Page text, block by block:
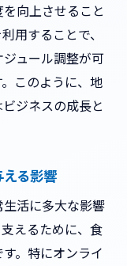
の対応
術の導入
備
化
ービス向上
育
向上させること
用することで、
ュール調整が可
このように、地
ジネスの成長と
る影響
活に多大な影響
えるために、食
。特にオンライ